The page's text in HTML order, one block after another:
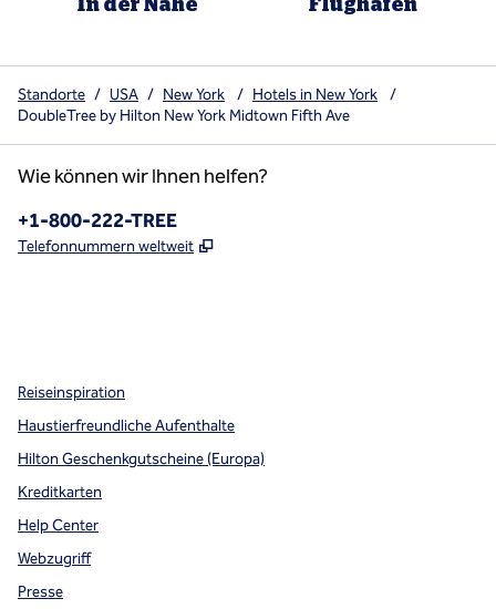
Standorte / USA / New York / Hotels in New York
/
DoubleTree by Hilton New York Midtown Fifth Ave
Wie können wir Ihnen helfen?
Telefon:
+1-800-222-TREE
Telefonnummern weltweit ,
Reiseinspiration
Haustierfreundliche Aufenthalte
Hilton Geschenkgutscheine (Europa)
Kreditkarten
Help Center
Webzugriff
Presse